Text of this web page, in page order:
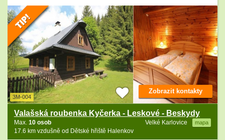
3M-004
Valašská roubenka Kyčerka - Leskové - Beskydy
Velké Karlovice mapa
Max. 10 osob
17.6 km vzdušně od Dětské hřiště Halenkov
Zobrazit kontakty